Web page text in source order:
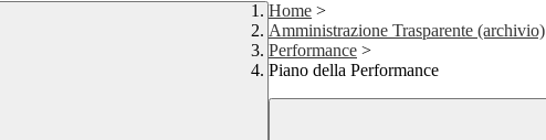
Home >
Amministrazione Trasparente (archivio)
Performance >
Piano della Performance